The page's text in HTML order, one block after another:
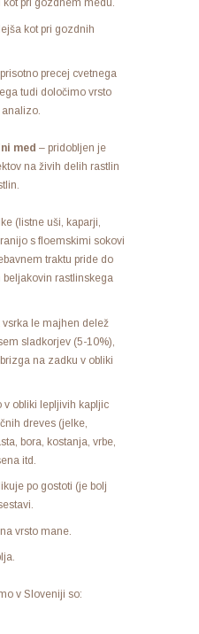
pri gozdnem medu.
kot pri gozdnih
precej cvetnega
tudi določimo vrsto
med – pridobljen je
na živih delih rastlin
(listne uši, kaparji,
s floemskimi sokovi
traktu pride do
beljakovin rastlinskega
le majhen delež
sladkorjev (5-10%),
na zadku v obliki
v obliki lepljivih kapljic
dreves (jelke,
bora, kostanja, vrbe,
itd.
po gostoti (je bolj
vrsto mane.
v Sloveniji so: